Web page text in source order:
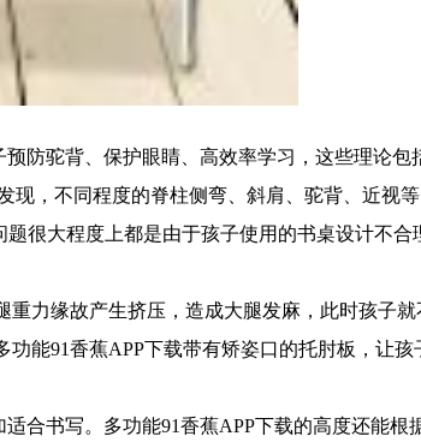
、保护眼睛、高效率学习，这些理论包括“
，不同程度的脊柱侧弯、斜肩、驼背
问题很大程度上都是由于孩子使用的书桌设计不合理
缘故产生挤压，造成大腿发麻，此时孩子
能91香蕉APP下载带有矫姿口的托肘板，让孩
适合书写。多功能91香蕉APP下载的高度还能